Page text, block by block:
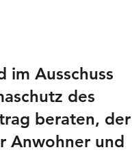
im Ausschuss
des
beraten, der
Anwohner und